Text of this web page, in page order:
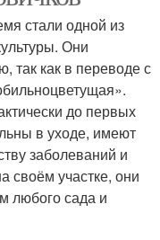
стали одной из
Они
так как в переводе с
до первых
в уходе, имеют
заболеваний и
своём участке, они
любого сада и